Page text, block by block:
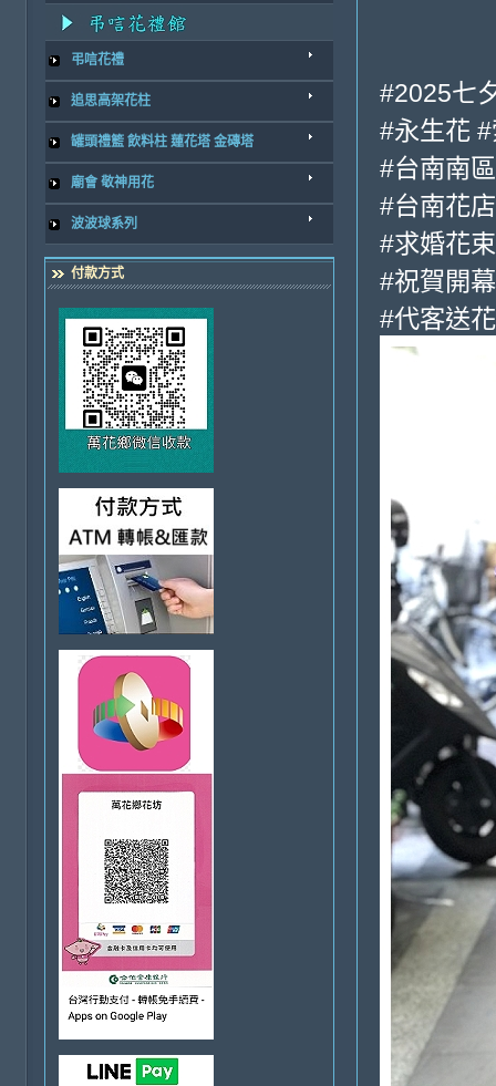
弔唁花禮
追思高架花柱
罐頭禮籃 飲料柱 蓮花塔 金磚塔
廟會 敬神用花
波波球系列
付款方式
#2025七
#永生花
#台南南
#台南花店
#求婚花
#祝賀開
#代客送